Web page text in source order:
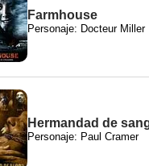
Farmhouse
Personaje: Docteur Miller
Hermandad de
Personaje: Paul Cramer